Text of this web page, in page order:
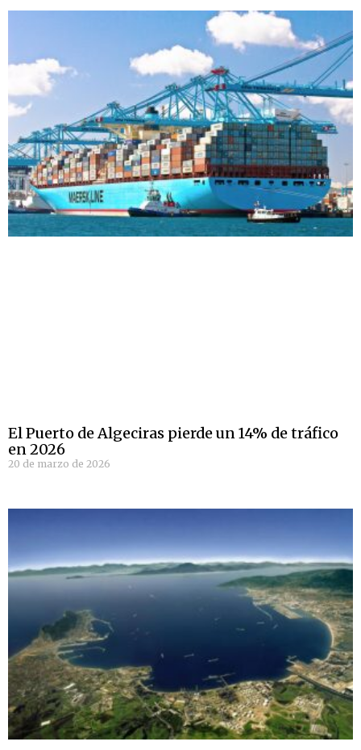
El Puerto de Algeciras pierde un 14% de tráfico
en 2026
20 de marzo de 2026